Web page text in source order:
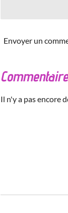
Envoyer un
Il n'y a pas encore